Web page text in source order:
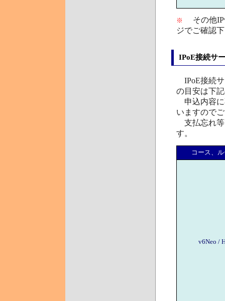
※
その他
ジでご確認
IPoE接続サ
IPoE接続
の目安は下
申込内容に
いますので
支払忘れ等
す。
コース、
v6Neo /